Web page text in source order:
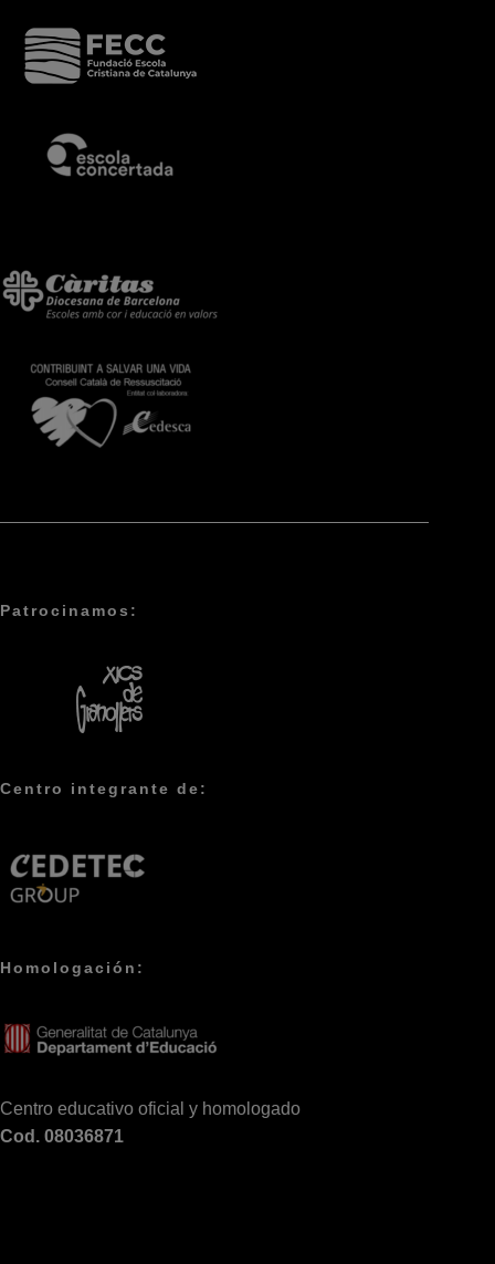
Patrocinamos:
Centro integrante de:
Homologación:
Centro educativo oficial y homologado
Cod. 08036871